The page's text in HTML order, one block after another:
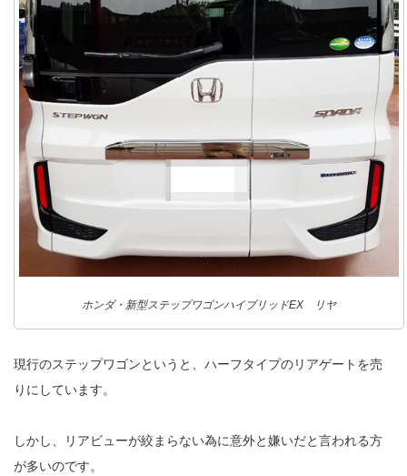
ホンダ・新型ステップワゴンハイブリッドEX リヤ
現行のステップワゴンというと、ハーフタイプのリアゲートを売
りにしています。
しかし、リアビューが絞まらない為に意外と嫌いだと言われる方
が多いのです。